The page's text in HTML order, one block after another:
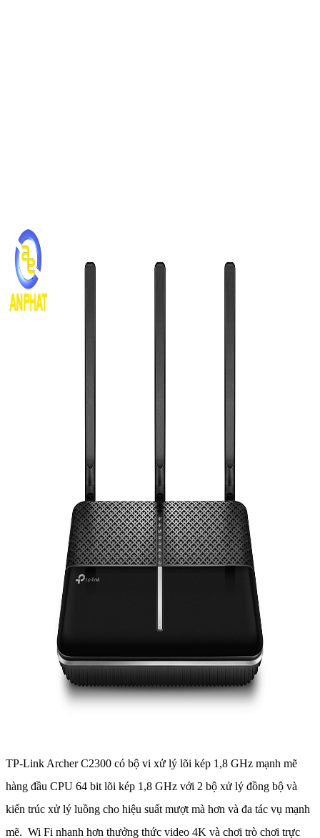
TP-Link Archer C2300 có bộ vi xử lý lõi kép 1,8 GHz mạnh mẽ
hàng đầu CPU 64 bit lõi kép 1,8 GHz với 2 bộ xử lý đồng bộ và
kiến ​​trúc xử lý luồng cho hiệu suất mượt mà hơn và đa tác vụ mạnh
mẽ. Wi Fi nhanh hơn thưởng thức video 4K và chơi trò chơi trực